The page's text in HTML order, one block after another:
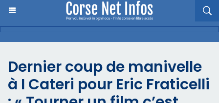
Dernier coup de manivelle
à I Cateri pour Eric Fraticelli